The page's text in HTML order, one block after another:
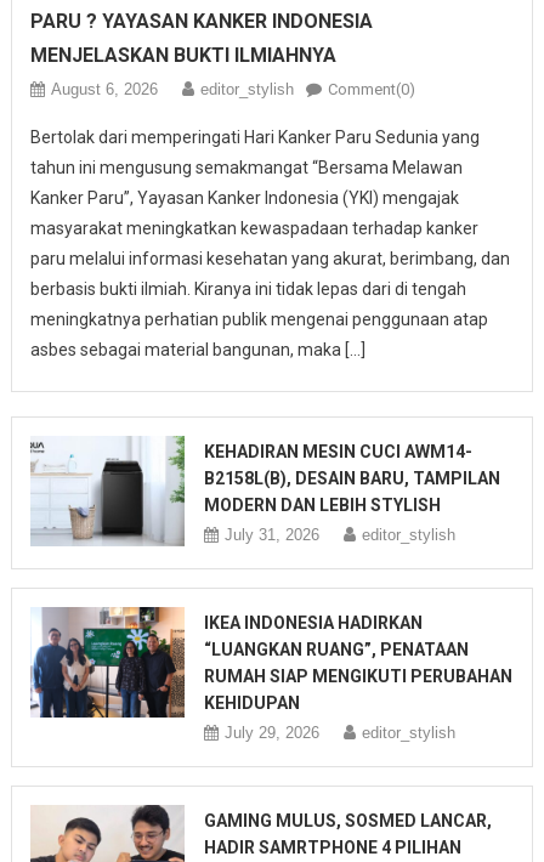
PARU ? YAYASAN KANKER INDONESIA
MENJELASKAN BUKTI ILMIAHNYA
August 6, 2026 editor_stylish Comment(0)
Bertolak dari memperingati Hari Kanker Paru Sedunia yang
tahun ini mengusung semakmangat “Bersama Melawan
Kanker Paru”, Yayasan Kanker Indonesia (YKI) mengajak
masyarakat meningkatkan kewaspadaan terhadap kanker
paru melalui informasi kesehatan yang akurat, berimbang, dan
berbasis bukti ilmiah. Kiranya ini tidak lepas dari di tengah
meningkatnya perhatian publik mengenai penggunaan atap
asbes sebagai material bangunan, maka […]
KEHADIRAN MESIN CUCI AWM14-
B2158L(B), DESAIN BARU, TAMPILAN
MODERN DAN LEBIH STYLISH
July 31, 2026 editor_stylish
IKEA INDONESIA HADIRKAN
“LUANGKAN RUANG”, PENATAAN
RUMAH SIAP MENGIKUTI PERUBAHAN
KEHIDUPAN
July 29, 2026 editor_stylish
GAMING MULUS, SOSMED LANCAR,
HADIR SAMRTPHONE 4 PILIHAN